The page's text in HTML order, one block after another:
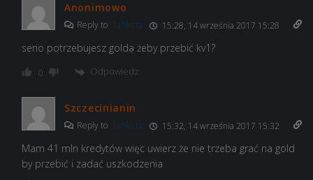
Anonimowo
Reply to Tankista 15:28, 14 września 2017 15:28
serio potrzebujesz golda żeby przebić kv1?
0 Odpowiedz
Szczecinianin
Reply to Tankista 15:32, 14 września 2017 15:32
Mam 41 mln kredytów więc uwierz że nie trzeba grać na gold
by przebić i zadać uszkodzenia